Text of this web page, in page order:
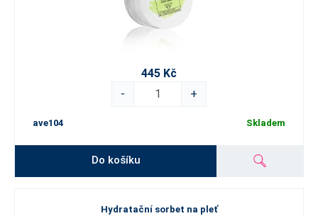
445 Kč
-
+
ave104 Skladem
Do košíku
Hydratační sorbet na pleť